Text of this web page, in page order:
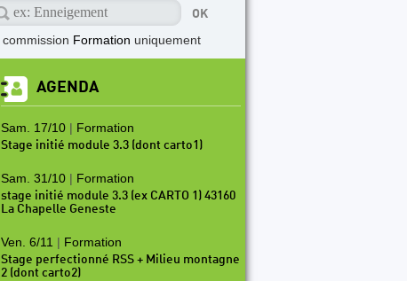
commission Formation uniquement
AGENDA
Sam. 17/10 | Formation
Stage initié module 3.3 (dont carto1)
Sam. 31/10 | Formation
stage initié module 3.3 (ex CARTO 1) 43160
La Chapelle Geneste
Ven. 6/11 | Formation
Stage perfectionné RSS + Milieu montagne
2 (dont carto2)